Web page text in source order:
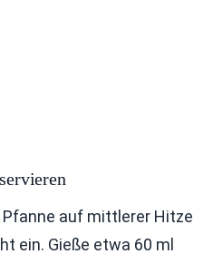
auf mittlerer Hitze
ein. Gieße etwa 60 ml